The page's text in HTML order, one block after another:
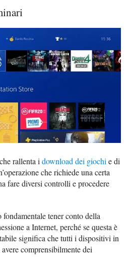
rallenta idownload dei giochi e di
che richiede una certa
fare diversi controlli e procedere
tener conto della
a Internet, perché se questa è
significa che tutti i dispositivi in
comprensibilmente dei